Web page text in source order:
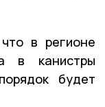
в регионе
в канистры
будет